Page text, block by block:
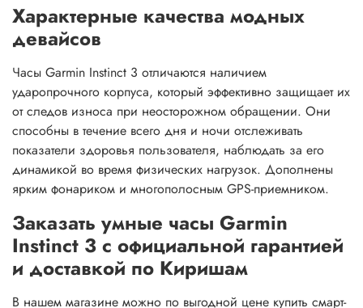
Характерные качества модных
девайсов
Часы Garmin Instinct 3 отличаются наличием
ударопрочного корпуса, который эффективно защищает их
от следов износа при неосторожном обращении. Они
способны в течение всего дня и ночи отслеживать
показатели здоровья пользователя, наблюдать за его
динамикой во время физических нагрузок. Дополнены
ярким фонариком и многополосным GPS-приемником.
Заказать умные часы Garmin
Instinct 3 с официальной гарантией
и доставкой по Киришам
В нашем магазине можно по выгодной цене купить смарт-